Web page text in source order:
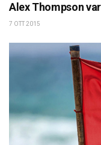
Alex Thompson
7 OTT 2015